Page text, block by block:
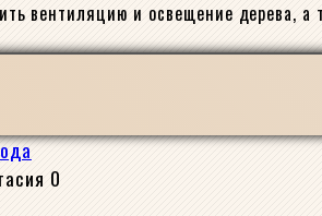
вентиляцию и освещение дерева, а
0